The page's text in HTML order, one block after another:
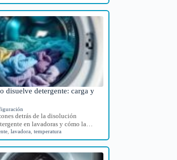
disuelve detergente: carga y
detrás de la disolución
en lavadoras y cómo la…
,lavadora ,temperatura